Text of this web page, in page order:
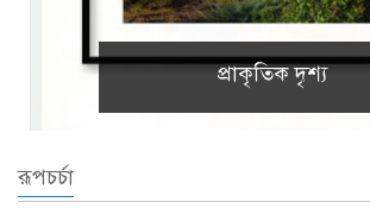
প্রাকৃতিক দৃশ্য
রূপচর্চা